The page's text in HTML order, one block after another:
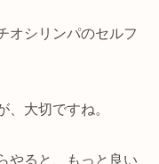
オシリンパのセルフ
、大切ですね。
やると、もっと良い